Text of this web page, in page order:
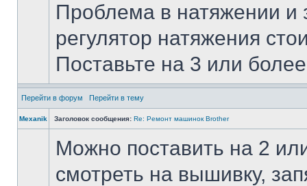
Проблема в натяжении и
регулятор натяжения
Поставьте на 3 или
Перейти в форум Перейти в тему
Mexanik Заголовок сообщения: Re: Ремонт машинок Brother
Можно поставить на 2
смотреть на вышивку,